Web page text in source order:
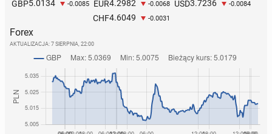
GBP5.0134 -0.0085 EUR4.2982 -0.0068 USD3.7236 -0.0084
CHF4.6049 -0.0031
Forex
AKTUALIZACJA: 7 SIERPNIA, 22:00